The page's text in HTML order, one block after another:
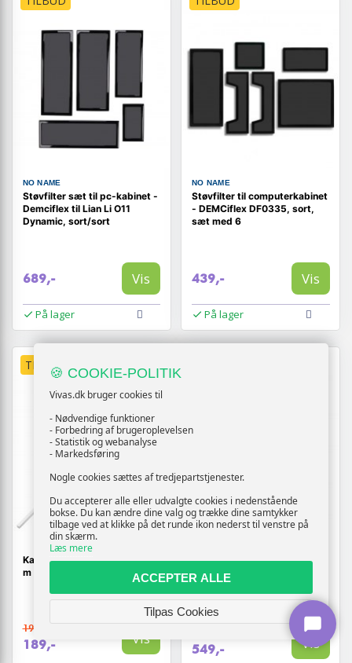
NO NAME
Støvfilter sæt til pc-kabinet -
Demciflex til Lian Li O11
Dynamic, sort/sort
689,- Vis
På lager
NO NAME
Støvfilter til computerkabinet
- DEMCiflex DF0335, sort,
sæt med 6
439,- Vis
På lager
TILBUD
Kabelkanaler 15 × 10 mm - 10
m sæt, hvid PVC
199,-
189,- Vis
Sleevede
strømforsyningskabler -
CableMod Pro Series,
sort/hvid
549,- Vis
🍪 COOKIE-POLITIK
Vivas.dk bruger cookies til
- Nødvendige funktioner
- Forbedring af brugeroplevelsen
- Statistik og webanalyse
- Markedsføring
Nogle cookies sættes af tredjepartstjenester.
Du accepterer alle eller udvalgte cookies i nedenstående
bokse. Du kan ændre dine valg og trække dine samtykker
tilbage ved at klikke på det runde ikon nederst til venstre på
din skærm.
Læs mere
ACCEPTER ALLE
Tilpas Cookies